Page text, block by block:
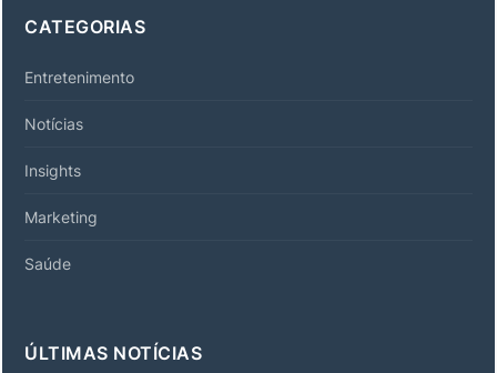
CATEGORIAS
Entretenimento
Notícias
Insights
Marketing
Saúde
ÚLTIMAS NOTÍCIAS